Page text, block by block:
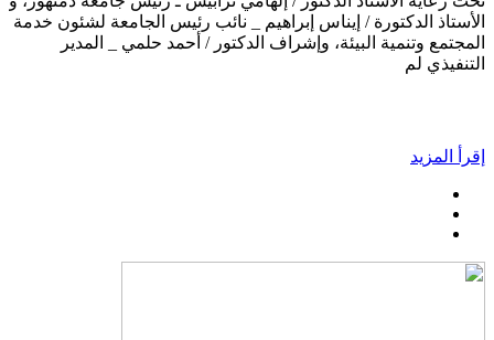
الأستاذ الدكتورة / إيناس إبراهيم _ نائب رئيس الجامعة لشئون خدمة
المجتمع وتنمية البيئة، وإشراف الدكتور / أحمد حلمي _ المدير
التنفيذي لم
إقرأ المزيد